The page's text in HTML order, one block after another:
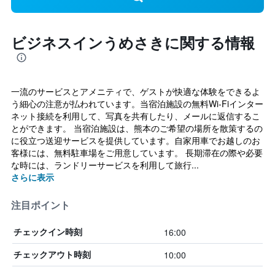
ビジネスインうめさきに関する情報
一流のサービスとアメニティで、ゲストが快適な体験をできるよ
う細心の注意が払われています。当宿泊施設の無料Wi-Fiインター
ネット接続を利用して、写真を共有したり、メールに返信するこ
とができます。 当宿泊施設は、熊本のご希望の場所を散策するの
に役立つ送迎サービスを提供しています。自家用車でお越しのお
客様には、無料駐車場をご用意しています。 長期滞在の際や必要
な時には、ランドリーサービスを利用して旅行...
さらに表示
注目ポイント
チェックイン時刻 16:00
チェックアウト時刻 10:00